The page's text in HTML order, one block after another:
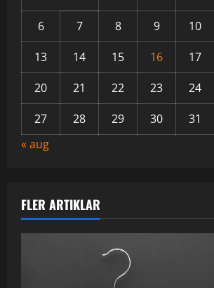
6
7 8 9 10
13
14 15 16 17
20
21 22 23 24
27
28 29 30
31
« aug
FLER ARTIKLAR